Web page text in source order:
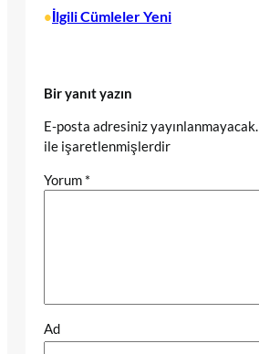
•İlgili Cümleler Yeni
Bir yanıt yazın
E-posta adresiniz yayınlanmayacak.
ile işaretlenmişlerdir
Yorum *
Ad